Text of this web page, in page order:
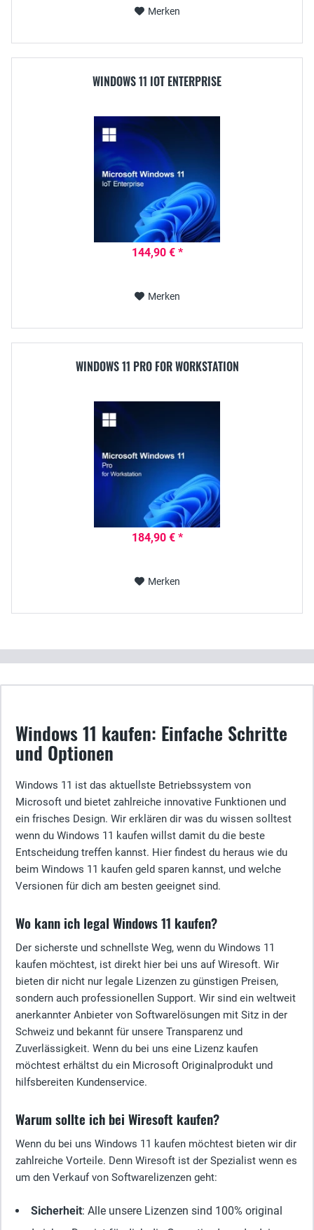
Merken
WINDOWS 11 IOT ENTERPRISE
144,90 € *
Merken
WINDOWS 11 PRO FOR WORKSTATION
184,90 € *
Merken
Windows 11 kaufen: Einfache Schritte
und Optionen
Windows 11 ist das aktuellste Betriebssystem von
Microsoft und bietet zahlreiche innovative Funktionen und
ein frisches Design. Wir erklären dir was du wissen solltest
wenn du Windows 11 kaufen willst damit du die beste
Entscheidung treffen kannst. Hier findest du heraus wie du
beim Windows 11 kaufen geld sparen kannst, und welche
Versionen für dich am besten geeignet sind.
Wo kann ich legal Windows 11 kaufen?
Der sicherste und schnellste Weg, wenn du Windows 11
kaufen möchtest, ist direkt hier bei uns auf Wiresoft. Wir
bieten dir nicht nur legale Lizenzen zu günstigen Preisen,
sondern auch professionellen Support. Wir sind ein weltweit
anerkannter Anbieter von Softwarelösungen mit Sitz in der
Schweiz und bekannt für unsere Transparenz und
Zuverlässigkeit. Wenn du bei uns eine Lizenz kaufen
möchtest erhältst du ein Microsoft Originalprodukt und
hilfsbereiten Kundenservice.
Warum sollte ich bei Wiresoft kaufen?
Wenn du bei uns Windows 11 kaufen möchtest bieten wir dir
zahlreiche Vorteile. Denn Wiresoft ist der Spezialist wenn es
um den Verkauf von Softwarelizenzen geht:
Sicherheit: Alle unsere Lizenzen sind 100% original